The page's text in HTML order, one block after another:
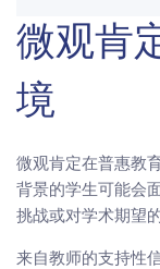
微观肯
境
微观肯定在普惠教
背景的学生可能会
挑战或对学术期望
来自教师的支持性